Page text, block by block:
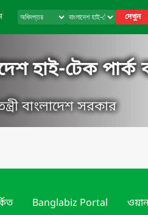
দেখুন
হাই-টেক পার্ক
বাংলাদেশ সরকার
Banglabiz Portal